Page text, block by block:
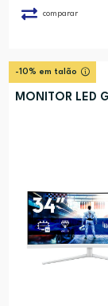
comparar
-10% em talão
MONITOR LED